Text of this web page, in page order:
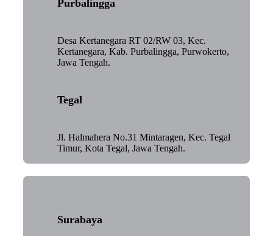
Purbalingga
Desa Kertanegara RT 02/RW 03, Kec.
Kertanegara, Kab. Purbalingga, Purwokerto,
Jawa Tengah.
Tegal
Jl. Halmahera No.31 Mintaragen, Kec. Tegal
Timur, Kota Tegal, Jawa Tengah.
Surabaya